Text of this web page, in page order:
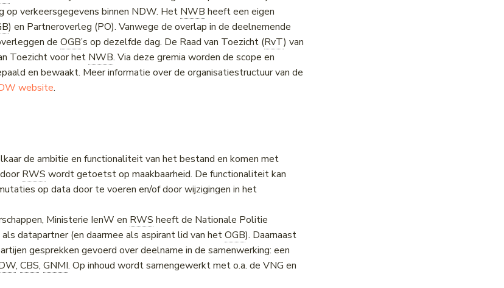
op verkeersgegevens binnen NDW. Het NWB heeft een eigen
) en Partneroverleg (PO). Vanwege de overlap in de deelnemende
de OGB’s op dezelfde dag. De Raad van Toezicht (RvT) van
Toezicht voor het NWB. Via deze gremia worden de scope en
en bewaakt. Meer informatie over de organisatiestructuur van de
website.
de ambitie en functionaliteit van het bestand en komen met
RWS wordt getoetst op maakbaarheid. De functionaliteit kan
op data door te voeren en/of door wijzigingen in het
Ministerie IenW en RWS heeft de Nationale Politie
datapartner (en daarmee als aspirant lid van hetOGB). Daarnaast
gesprekken gevoerd over deelname in de samenwerking: een
, CBS, GNMI. Op inhoud wordt samengewerkt met o.a. de VNG en